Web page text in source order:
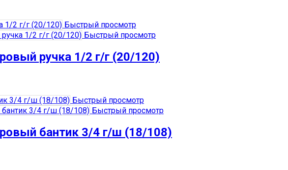
Быстрый просмотр
Быстрый просмотр
ручка 1/2 г/г (20/120)
Быстрый просмотр
Быстрый просмотр
бантик 3/4 г/ш (18/108)